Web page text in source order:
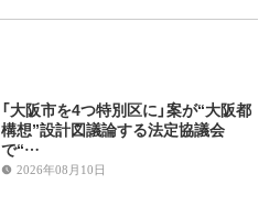
「大阪市を4つ特別区に」案が“大阪都
構想”設計図議論する法定協議会
で“…
2026年08月10日